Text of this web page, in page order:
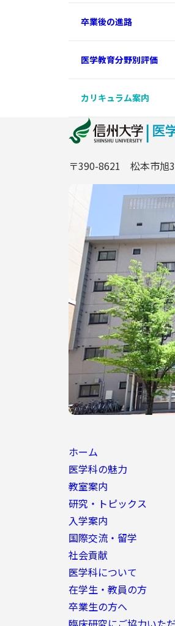
卒業後の進路
医学教育分野別評価
カリキュラム案内
〒390-8621 松本市旭
ホーム
医学科の魅力
教室案内
研究・トピックス
入学案内
国際交流・留学
社会貢献
医学科について
在学生・教員の方
卒業生の方へ